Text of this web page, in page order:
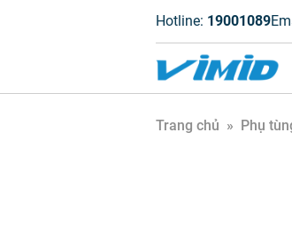
Hotline: 19001089
Trang chủ » Phụ